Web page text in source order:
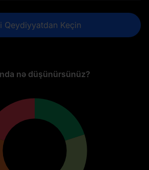
Qeydiyyatdan Keçin
nə düşünürsünüz?